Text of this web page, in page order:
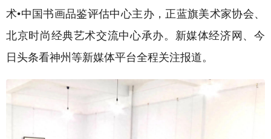
术•中国书画品鉴评估中心主办，正蓝旗美术家协会、
北京时尚经典艺术交流中心承办。新媒体经济网、今
日头条看神州等新媒体平台全程关注报道。